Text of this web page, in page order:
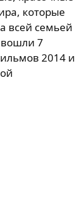
которые
всей семьей
7
2014 и